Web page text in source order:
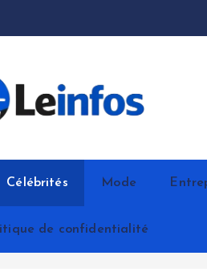
Célébrités Mode
de confidentialité